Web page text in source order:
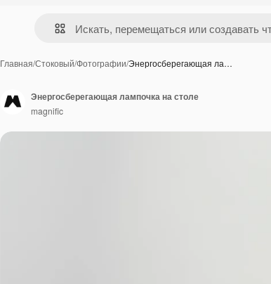
Главная/Стоковый/Фотографии/Энергосберегающая ла…
Энергосберегающая лампочка на столе
magnific